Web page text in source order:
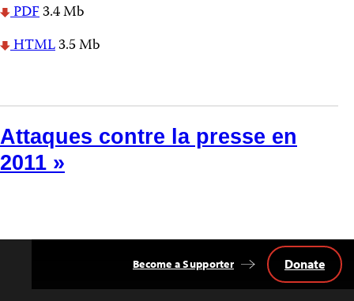
PDF3.4 Mb
HTML3.5 Mb
Attaques contre la presse en
2011 »
Become a Supporter Donate